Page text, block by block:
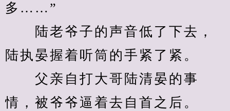
多……”
陆老爷子的声音低了下去，
陆执晏握着听筒的手紧了紧。
父亲自打大哥陆清晏的事
情，被爷爷逼着去自首之后。